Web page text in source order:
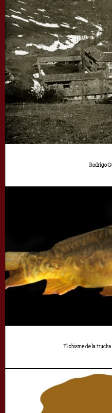
Rodrigo
El chisme de la